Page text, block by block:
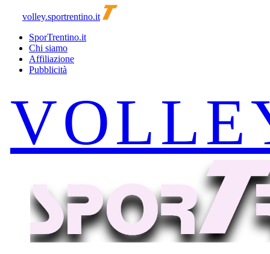
volley.sportrentino.it
SporTrentino.it
Chi siamo
Affiliazione
Pubblicità